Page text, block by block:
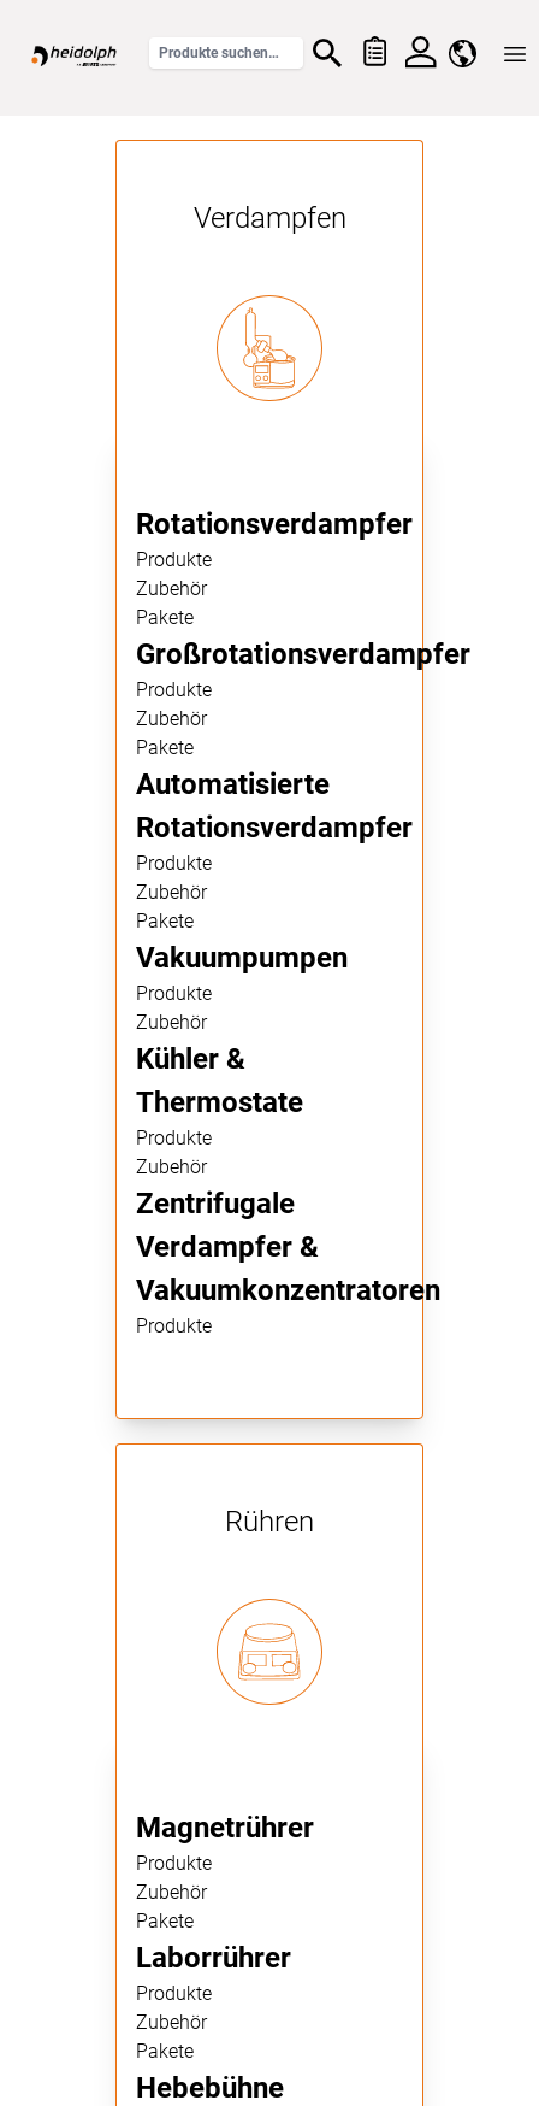
Verdampfen
Rotationsverdampfer
Produkte
Zubehör
Pakete
Großrotationsverdampfer
Produkte
Zubehör
Pakete
Automatisierte
Rotationsverdampfer
Produkte
Zubehör
Pakete
Vakuumpumpen
Produkte
Zubehör
Kühler &
Thermostate
Produkte
Zubehör
Zentrifugale
Verdampfer &
Vakuumkonzentratoren
Produkte
Rühren
Magnetrührer
Produkte
Zubehör
Pakete
Laborrührer
Produkte
Zubehör
Pakete
Hebebühne